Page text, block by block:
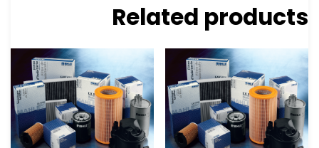
Related products